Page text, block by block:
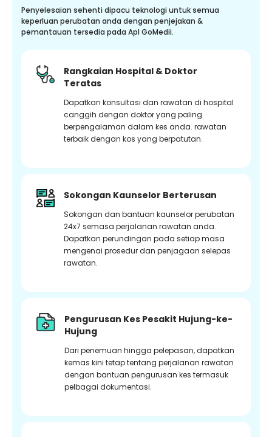
Penyelesaian sehenti dipacu teknologi untuk semua
keperluan perubatan anda dengan penjejakan &
pemantauan tersedia pada Apl GoMedii.
Rangkaian Hospital & Doktor
Teratas
Dapatkan konsultasi dan rawatan di hospital
canggih dengan doktor yang paling
berpengalaman dalam kes anda. rawatan
terbaik dengan kos yang berpatutan.
Sokongan Kaunselor Berterusan
Sokongan dan bantuan kaunselor perubatan
24x7 semasa perjalanan rawatan anda.
Dapatkan perundingan pada setiap masa
mengenai prosedur dan penjagaan selepas
rawatan.
Pengurusan Kes Pesakit Hujung-ke-
Hujung
Dari penemuan hingga pelepasan, dapatkan
kemas kini tetap tentang perjalanan rawatan
dengan bantuan pengurusan kes termasuk
pelbagai dokumentasi.